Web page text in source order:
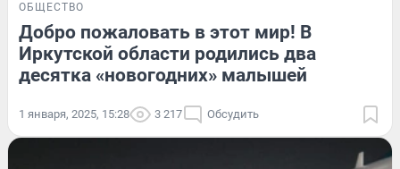
ОБЩЕСТВО
Добро пожаловать в этот мир! В
Иркутской области родились два
десятка «новогодних» малышей
1 января, 2025, 15:28 3 217 Обсудить